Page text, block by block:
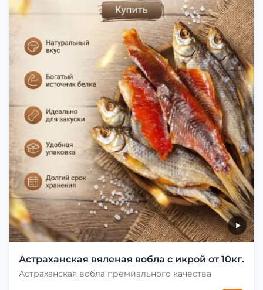
Астраханская вяленая вобла с икрой от 10кг.
Астраханская вобла премиального качества